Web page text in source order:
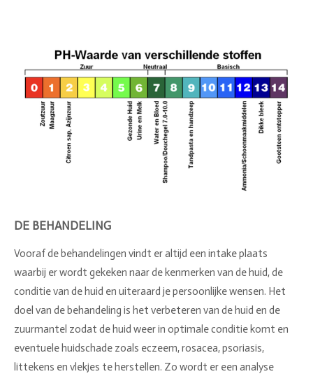
DE BEHANDELING
Vooraf de behandelingen vindt er altijd een intake plaats
waarbij er wordt gekeken naar de kenmerken van de huid, de
conditie van de huid en uiteraard je persoonlijke wensen. Het
doel van de behandeling is het verbeteren van de huid en de
zuurmantel zodat de huid weer in optimale conditie komt en
eventuele huidschade zoals eczeem, rosacea, psoriasis,
littekens en vlekjes te herstellen. Zo wordt er een analyse